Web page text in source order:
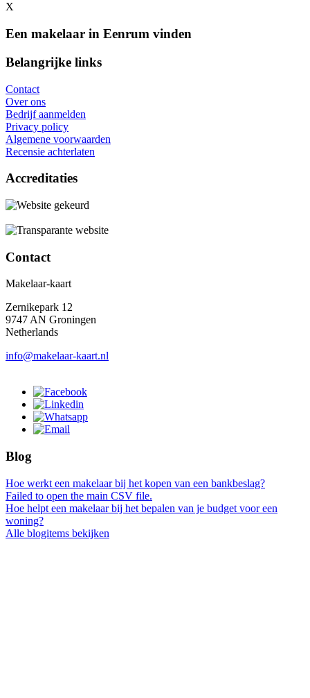
X
Een makelaar in Eenrum vinden
Belangrijke links
Contact
Over ons
Bedrijf aanmelden
Privacy policy
Algemene voorwaarden
Recensie achterlaten
Accreditaties
Contact
Makelaar-kaart
Zernikepark 12
9747 AN Groningen
Netherlands
info@makelaar-kaart.nl
Blog
Hoe werkt een makelaar bij het kopen van een bankbeslag?
Failed to open the main CSV file.
Hoe helpt een makelaar bij het bepalen van je budget voor een
woning?
Alle blogitems bekijken